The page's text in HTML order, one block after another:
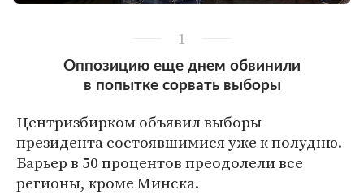
1
Оппозицию еще днем обвинили
в попытке сорвать выборы
Центризбирком объявил выборы
президента состоявшимися уже к полудню.
Барьер в 50 процентов преодолели все
регионы, кроме Минска.